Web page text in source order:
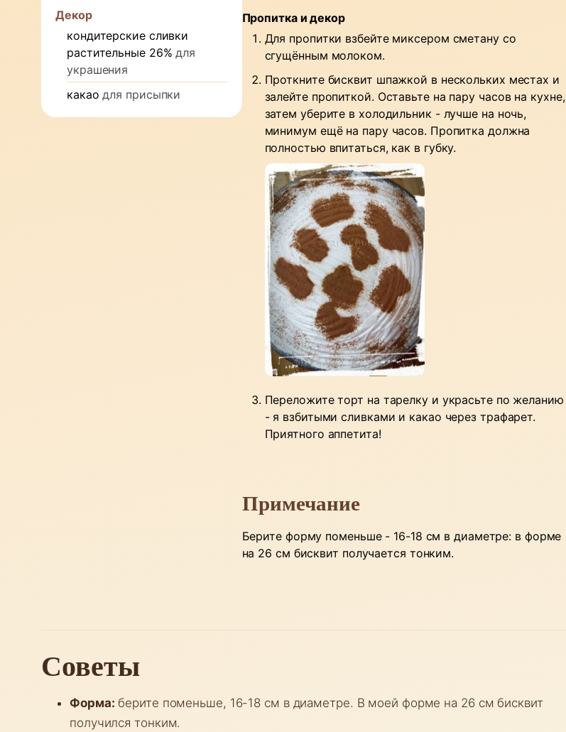
Декор
кондитерские сливки
растительные 26% для
украшения
какао для присыпки
Пропитка и декор
Для пропитки взбейте миксером сметану со
сгущённым молоком.
Проткните бисквит шпажкой в нескольких местах и
залейте пропиткой. Оставьте на пару часов на кухне,
затем уберите в холодильник - лучше на ночь,
минимум ещё на пару часов. Пропитка должна
полностью впитаться, как в губку.
Переложите торт на тарелку и украсьте по желанию
- я взбитыми сливками и какао через трафарет.
Приятного аппетита!
Примечание
Берите форму поменьше - 16-18 см в диаметре: в форме
на 26 см бисквит получается тонким.
Советы
Форма: берите поменьше, 16-18 см в диаметре. В моей форме на 26 см бисквит
получился тонким.